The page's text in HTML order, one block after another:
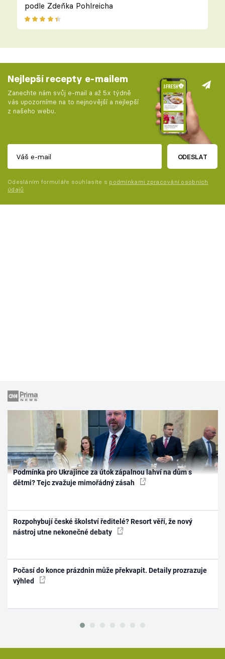
podle Zdeňka Pohlreicha
Nejlepší recepty e-mailem
Zanechte nám svůj e-mail a až 5x týdně
vás upozorníme na to nejnovější a nejlepší
z našeho webu.
ODESLAT
Odesláním formuláře souhlasíte s podmínkami zpracování osobních
údajů
Podmínka pro Ukrajince za útok zápalnou lahví na dům s
dětmi? Tejc zvažuje mimořádný zásah
Rozpohybují české školství ředitelé? Resort věří, že nový
nástroj utne nekonečné debaty
Počasí do konce prázdnin může překvapit. Detaily prozrazuje
výhled